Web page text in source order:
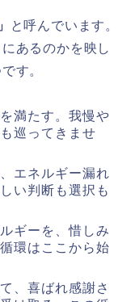
と呼んでいます。
あるのかを映し
す。
満たす。我慢や
巡ってきませ
エネルギー漏れ
い判断も選択も
ギーを、惜しみ
環はここから始
、喜ばれ感謝さ